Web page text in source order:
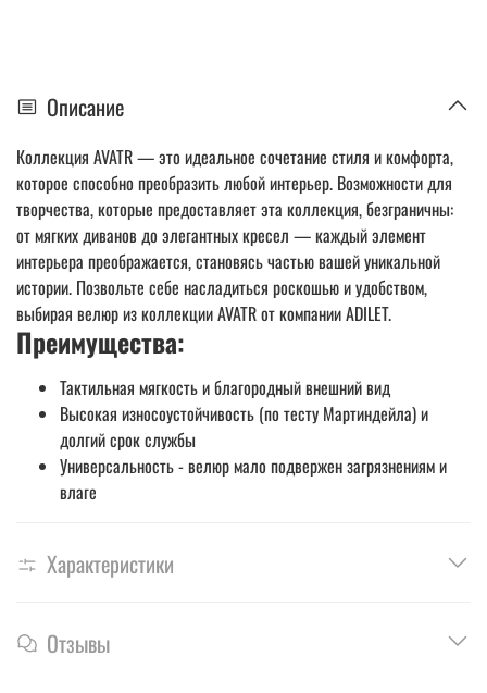
Описание
Коллекция AVATR — это идеальное сочетание стиля и комфорта,
которое способно преобразить любой интерьер. Возможности для
творчества, которые предоставляет эта коллекция, безграничны:
от мягких диванов до элегантных кресел — каждый элемент
интерьера преображается, становясь частью вашей уникальной
истории. Позвольте себе насладиться роскошью и удобством,
выбирая велюр из коллекции AVATR от компании ADILET.
Преимущества:
Тактильная мягкость и благородный внешний вид
Высокая износоустойчивость (по тесту Мартиндейла) и
долгий срок службы
Универсальность - велюр мало подвержен загрязнениям и
влаге
Характеристики
Отзывы